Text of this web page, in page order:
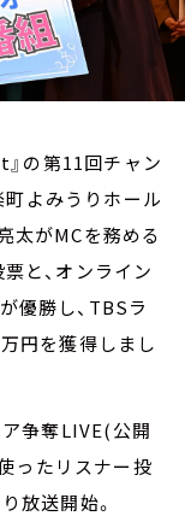
の第11回チャン
町よみうりホール
太がMCを務める
と、オンライン
優勝し、TBSラ
円を獲得しまし
争奪LIVE(公開
ったリスナー投
放送開始。